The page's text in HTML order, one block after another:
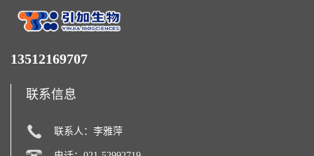
13512169707
联系信息
联系人：李雅萍